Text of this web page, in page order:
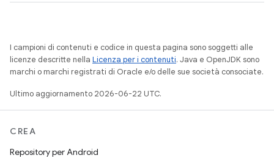
I campioni di contenuti e codice in questa pagina sono soggetti alle
licenze descritte nella Licenza per i contenuti. Java e OpenJDK sono
marchi o marchi registrati di Oracle e/o delle sue società consociate.
Ultimo aggiornamento 2026-06-22 UTC.
CREA
Repository per Android